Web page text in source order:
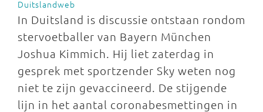
Duitslandweb
In Duitsland is discussie ontstaan rondom
stervoetballer van Bayern München
Joshua Kimmich. Hij liet zaterdag in
gesprek met sportzender Sky weten nog
niet te zijn gevaccineerd. De stijgende
lijn in het aantal coronabesmettingen in